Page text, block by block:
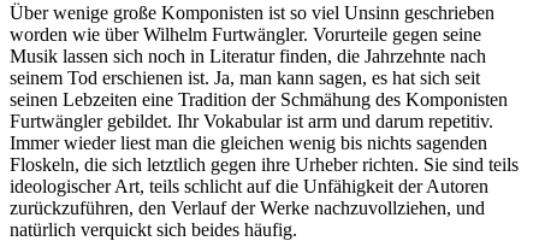
Über wenige große Komponisten ist so viel Unsinn geschrieben
worden wie über Wilhelm Furtwängler. Vorurteile gegen seine
Musik lassen sich noch in Literatur finden, die Jahrzehnte nach
seinem Tod erschienen ist. Ja, man kann sagen, es hat sich seit
seinen Lebzeiten eine Tradition der Schmähung des Komponisten
Furtwängler gebildet. Ihr Vokabular ist arm und darum repetitiv.
Immer wieder liest man die gleichen wenig bis nichts sagenden
Floskeln, die sich letztlich gegen ihre Urheber richten. Sie sind teils
ideologischer Art, teils schlicht auf die Unfähigkeit der Autoren
zurückzuführen, den Verlauf der Werke nachzuvollziehen, und
natürlich verquickt sich beides häufig.